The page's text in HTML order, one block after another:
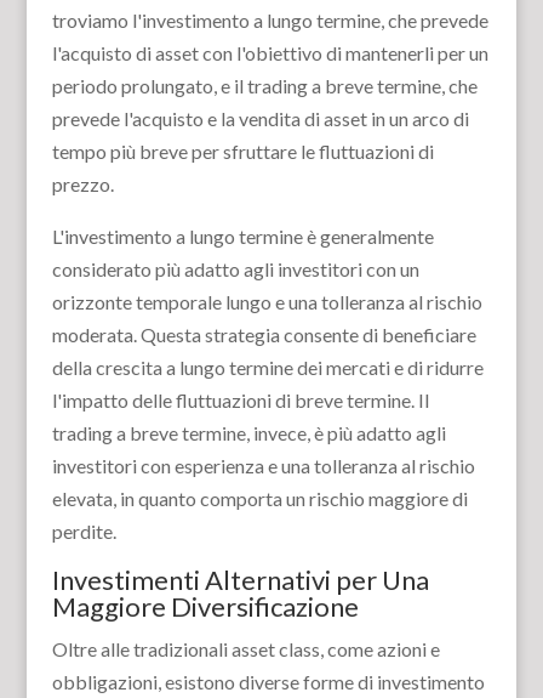
troviamo l'investimento a lungo termine, che prevede
l'acquisto di asset con l'obiettivo di mantenerli per un
periodo prolungato, e il trading a breve termine, che
prevede l'acquisto e la vendita di asset in un arco di
tempo più breve per sfruttare le fluttuazioni di
prezzo.
L'investimento a lungo termine è generalmente
considerato più adatto agli investitori con un
orizzonte temporale lungo e una tolleranza al rischio
moderata. Questa strategia consente di beneficiare
della crescita a lungo termine dei mercati e di ridurre
l'impatto delle fluttuazioni di breve termine. Il
trading a breve termine, invece, è più adatto agli
investitori con esperienza e una tolleranza al rischio
elevata, in quanto comporta un rischio maggiore di
perdite.
Investimenti Alternativi per Una
Maggiore Diversificazione
Oltre alle tradizionali asset class, come azioni e
obbligazioni, esistono diverse forme di investimento